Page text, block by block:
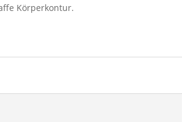
Körperkontur.